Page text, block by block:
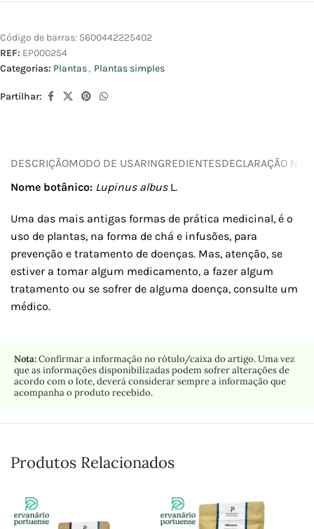
Código de barras: 5600442225402
REF: EP000254
Categorias: Plantas, Plantas simples
Partilhar:
DESCRIÇÃOMODO DE USARINGREDIENTESDECLARAÇÃO
Nome botânico: Lupinus albus L.
Uma das mais antigas formas de prática medicinal, é o
uso de plantas, na forma de chá e infusões, para
prevenção e tratamento de doenças. Mas, atenção, se
estiver a tomar algum medicamento, a fazer algum
tratamento ou se sofrer de alguma doença, consulte um
médico.
Nota:Confirmar a informação no rótulo/caixa do artigo. Uma vez
que as informações disponibilizadas podem sofrer alterações de
acordo com o lote, deverá considerar sempre a informação que
acompanha o produto recebido.
Produtos Relacionados